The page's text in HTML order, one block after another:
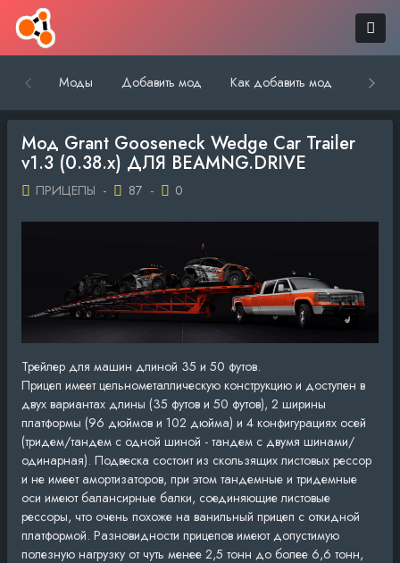
Моды Добавить мод Как добавить мод
Мод Grant Gooseneck Wedge Car Trailer
v1.3 (0.38.x) ДЛЯ BEAMNG.DRIVE
ПРИЦЕПЫ - 87 - 0
Трейлер для машин длиной 35 и 50 футов.
Прицеп имеет цельнометаллическую конструкцию и доступен в
двух вариантах длины (35 футов и 50 футов), 2 ширины
платформы (96 дюймов и 102 дюйма) и 4 конфигурациях осей
(тридем/тандем с одной шиной - тандем с двумя шинами/
одинарная). Подвеска состоит из скользящих листовых рессор
и не имеет амортизаторов, при этом тандемные и тридемные
оси имеют балансирные балки, соединяющие листовые
рессоры, что очень похоже на ванильный прицеп с откидной
платформой. Разновидности прицепов имеют допустимую
полезную нагрузку от чуть менее 2,5 тонн до более 6,6 тонн,